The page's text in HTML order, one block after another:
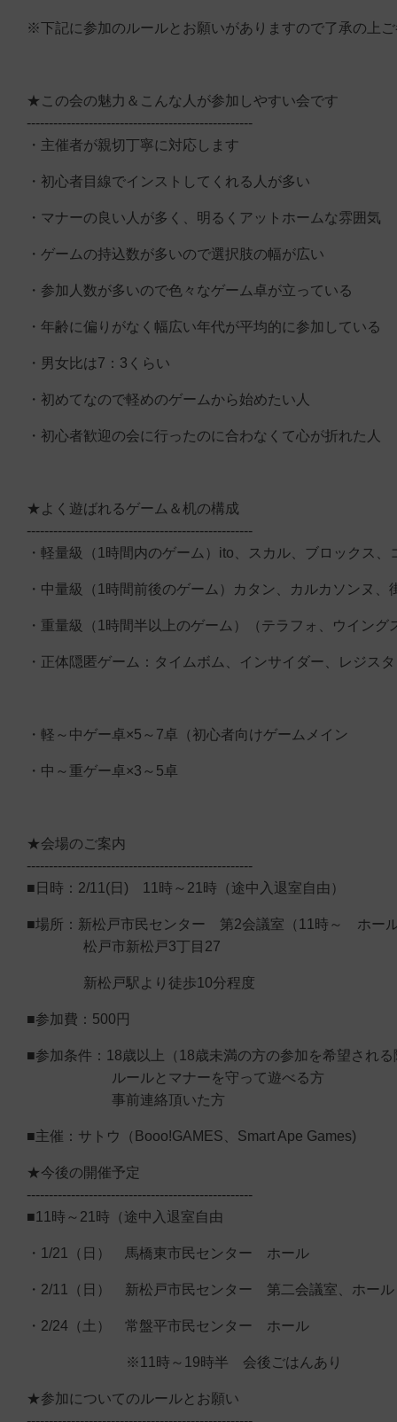
※下記に参加のルールとお願いがありますので了承の上
★この会の魅力＆こんな人が参加しやすい会です
---------------------------------------------------
・主催者が親切丁寧に対応します
・初心者目線でインストしてくれる人が多い
・マナーの良い人が多く、明るくアットホームな雰囲気
・ゲームの持込数が多いので選択肢の幅が広い
・参加人数が多いので色々なゲーム卓が立っている
・年齢に偏りがなく幅広い年代が平均的に参加している
・男女比は7：3くらい
・初めてなので軽めのゲームから始めたい人
・初心者歓迎の会に行ったのに合わなくて心が折れた人
★よく遊ばれるゲーム＆机の構成
---------------------------------------------------
・軽量級（1時間内のゲーム）ito、スカル、ブロックス、
・中量級（1時間前後のゲーム）カタン、カルカソンヌ、
・重量級（1時間半以上のゲーム）（テラフォ、ウイング
・正体隠匿ゲーム：タイムボム、インサイダー、レジス
・軽～中ゲー卓×5～7卓（初心者向けゲームメイン
・中～重ゲー卓×3～5卓
★会場のご案内
---------------------------------------------------
■日時：2/11(日) 11時～21時（途中入退室自由）
■場所：新松戸市民センター 第2会議室（11時～ ホー
松戸市新松戸3丁目27
新松戸駅より徒歩10分程度
■参加費：500円
■参加条件：18歳以上（18歳未満の方の参加を希望され
ルールとマナーを守って遊べる方
事前連絡頂いた方
■主催：サトウ（Booo!GAMES、Smart Ape Games)
★今後の開催予定
---------------------------------------------------
■11時～21時（途中入退室自由
・1/21（日） 馬橋東市民センター ホール
・2/11（日） 新松戸市民センター 第二会議室、ホール
・2/24（土） 常盤平市民センター ホール
※11時～19時半 会後ごはんあり
★参加についてのルールとお願い